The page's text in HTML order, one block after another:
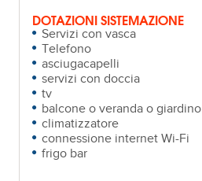
DOTAZIONI SISTEMAZIONE
Servizi con vasca
Telefono
asciugacapelli
servizi con doccia
tv
balcone o veranda o giardino
climatizzatore
connessione internet Wi-Fi
frigo bar